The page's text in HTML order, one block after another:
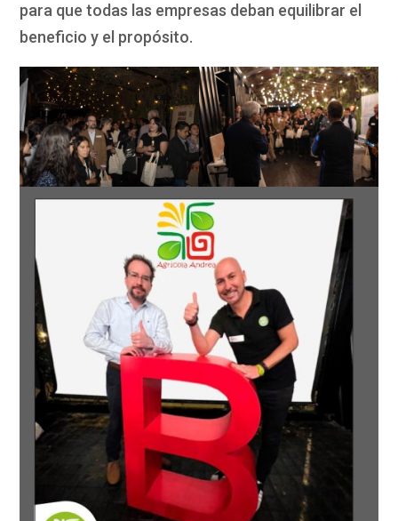
para que todas las empresas deban equilibrar el
beneficio y el propósito.